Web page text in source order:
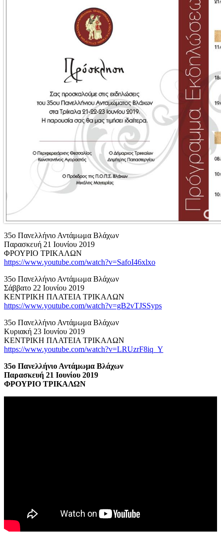
35ο Πανελλήνιο Αντάμωμα Βλάχων
Παρασκευή 21 Ιουνίου 2019
ΦΡΟΥΡΙΟ ΤΡΙΚΑΛΩΝ
https://www.youtube.com/watch?v=SafoI46xlxo
35ο Πανελλήνιο Αντάμωμα Βλάχων
Σάββατο 22 Ιουνίου 2019
ΚΕΝΤΡΙΚΗ ΠΛΑΤΕΙΑ ΤΡΙΚΑΛΩΝ
https://www.youtube.com/watch?v=gB2vTJSSyps
35ο Πανελλήνιο Αντάμωμα Βλάχων
Κυριακή 23 Ιουνίου 2019
ΚΕΝΤΡΙΚΗ ΠΛΑΤΕΙΑ ΤΡΙΚΑΛΩΝ
https://www.youtube.com/watch?v=LRUzrF8iq_Y
35ο Πανελλήνιο Αντάμωμα Βλάχων
Παρασκευή 21 Ιουνίου 2019
ΦΡΟΥΡΙΟ ΤΡΙΚΑΛΩΝ